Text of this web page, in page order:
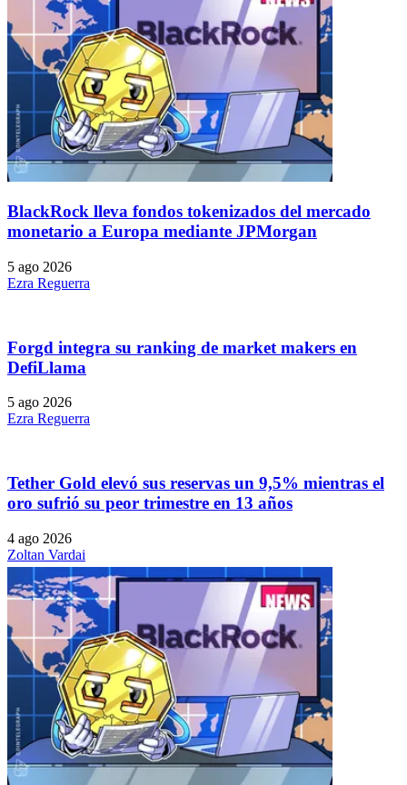
BlackRock lleva fondos tokenizados del mercado
monetario a Europa mediante JPMorgan
5 ago 2026
Ezra Reguerra
Forgd integra su ranking de market makers en
DefiLlama
5 ago 2026
Ezra Reguerra
Tether Gold elevó sus reservas un 9,5% mientras el
oro sufrió su peor trimestre en 13 años
4 ago 2026
Zoltan Vardai